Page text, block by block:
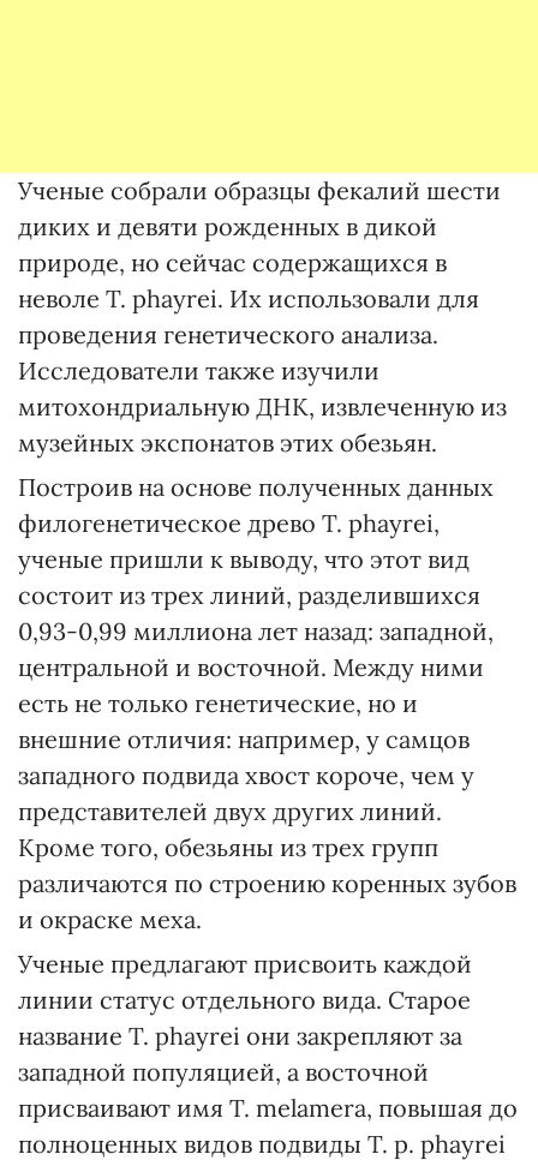
Ученые собрали образцы фекалий шести
диких и девяти рожденных в дикой
природе, но сейчас содержащихся в
неволе T. phayrei. Их использовали для
проведения генетического анализа.
Исследователи также изучили
митохондриальную ДНК, извлеченную из
музейных экспонатов этих обезьян.
Построив на основе полученных данных
филогенетическое древо T. phayrei,
ученые пришли к выводу, что этот вид
состоит из трех линий, разделившихся
0,93-0,99 миллиона лет назад: западной,
центральной и восточной. Между ними
есть не только генетические, но и
внешние отличия: например, у самцов
западного подвида хвост короче, чем у
представителей двух других линий.
Кроме того, обезьяны из трех групп
различаются по строению коренных зубов
и окраске меха.
Ученые предлагают присвоить каждой
линии статус отдельного вида. Старое
название T. phayrei они закрепляют за
западной популяцией, а восточной
присваивают имя T. melamera, повышая до
полноценных видов подвиды T. p. phayrei